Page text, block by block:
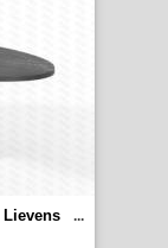
Lievens
...